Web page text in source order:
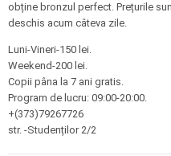
obține bronzul perfect. Prețurile
deschis acum câteva zile.
Luni-Vineri-150 lei.
Weekend-200 lei.
Copii pâna la 7 ani gratis.
Program de lucru: 09:00-20:00.
+(373)79267726
str. -Studenților 2/2